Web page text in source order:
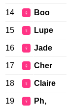
14 ♀ Boo
15 ♀ Lupe
16 ♀ Jade
17 ♀ Cher
18 ♀ Claire
19 ♀ Ph,